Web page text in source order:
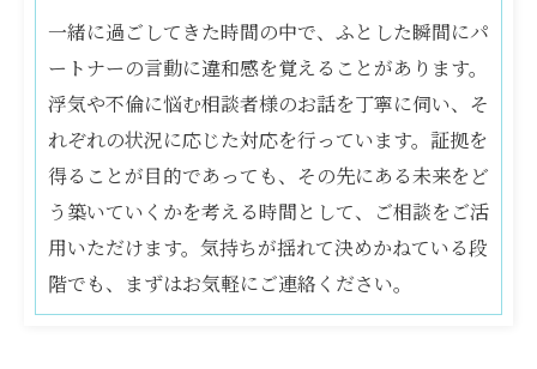
一緒に過ごしてきた時間の中で、ふとした瞬間にパ
ートナーの言動に違和感を覚えることがあります。
浮気や不倫に悩む相談者様のお話を丁寧に伺い、そ
れぞれの状況に応じた対応を行っています。証拠を
得ることが目的であっても、その先にある未来をど
う築いていくかを考える時間として、ご相談をご活
用いただけます。気持ちが揺れて決めかねている段
階でも、まずはお気軽にご連絡ください。